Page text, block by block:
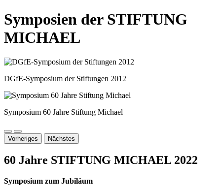
Symposien der STIFTUNG
MICHAEL
DGfE-Symposium der Stiftungen 2012
Symposium 60 Jahre Stiftung Michael
Vorheriges Nächstes
60 Jahre STIFTUNG MICHAEL 2022
Symposium zum Jubiläum